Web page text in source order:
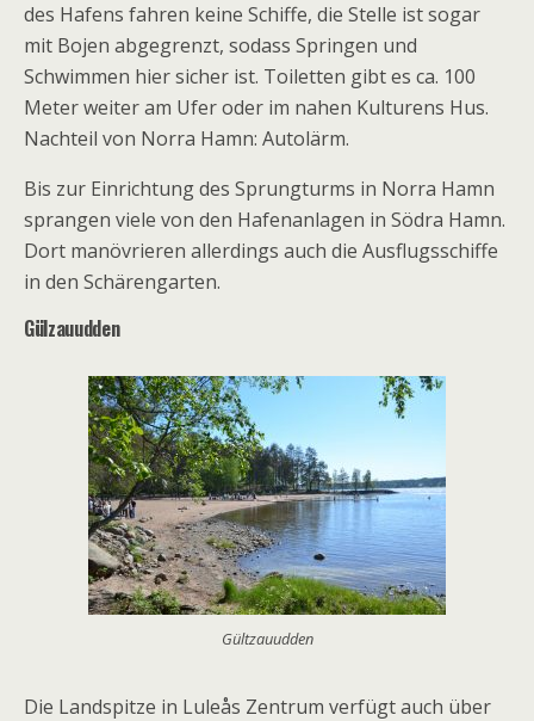
des Hafens fahren keine Schiffe, die Stelle ist sogar
mit Bojen abgegrenzt, sodass Springen und
Schwimmen hier sicher ist. Toiletten gibt es ca. 100
Meter weiter am Ufer oder im nahen Kulturens Hus.
Nachteil von Norra Hamn: Autolärm.
Bis zur Einrichtung des Sprungturms in Norra Hamn
sprangen viele von den Hafenanlagen in Södra Hamn.
Dort manövrieren allerdings auch die Ausflugsschiffe
in den Schärengarten.
Gülzauudden
Gültzauudden
Die Landspitze in Luleås Zentrum verfügt auch über